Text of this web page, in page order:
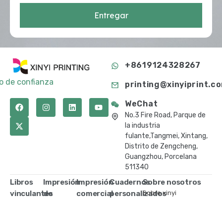
Entregar
de confianza
+8619124328267
WeChat
No.3 Fire Road, Parque de
la industria
fulante,Tangmei, Xintang,
Distrito de Zengcheng,
Guangzhou, Porcelana
511340
Libros
vinculantes
Impresión
de
Impresión
comercial
Cuadernos
personalizados
Sobre nosotros
Sobre xinyi